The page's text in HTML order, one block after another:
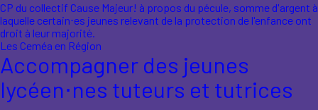
CP du collectif Cause Majeur! à propos du pécule, somme d'argent à
laquelle certain⋅es jeunes relevant de la protection de l'enfance ont
droit à leur majorité.
Les Ceméa en Région
Accompagner des jeunes
lycéen⋅nes tuteurs et tutrices